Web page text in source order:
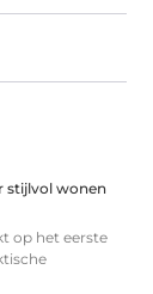
stijlvol wonen
op het eerste